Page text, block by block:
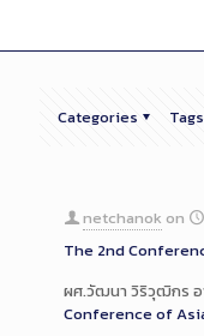
Categories Tags
netchanok on
The 2nd
ผศ.วัฒนา วิริวุฒิกร อ
Conference of